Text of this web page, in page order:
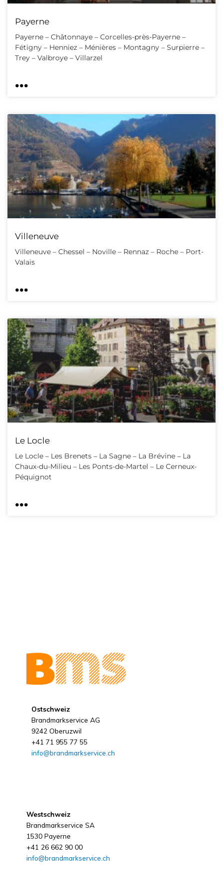
Payerne
Payerne – Châtonnaye – Corcelles-près-Payerne –
Fétigny – Henniez – Ménières – Montagny – Surpierre –
Trey – Valbroye – Villarzel
...
Villeneuve
Villeneuve – Chessel – Noville – Rennaz – Roche – Port-
Valais
...
Le Locle
Le Locle – Les Brenets – La Sagne – La Brévine – La
Chaux-du-Milieu – Les Ponts-de-Martel – Le Cerneux-
Péquignot
...
Ostschweiz
Brandmarkservice AG
9242 Oberuzwil
+41 71 955 77 55
info@brandmarkservice.ch
Westschweiz
Brandmarkservice SA
1530 Payerne
+41 26 662 90 00
info@brandmarkservice.ch